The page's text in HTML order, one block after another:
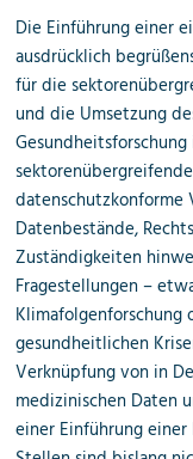
Die Einführung einer
ausdrücklich
für die
und die Umsetzung
datenschutzkonforme
Datenbestände,
Zuständigkeiten
Fragestellungen –
Klimafolgenforschung
gesundheitlichen
Verknüpfung von in
medizinischen Daten
einer Einführung